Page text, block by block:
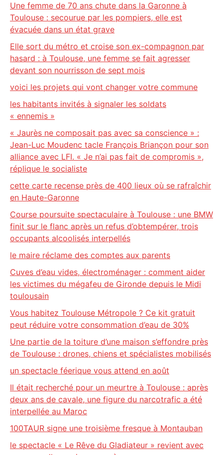
Une femme de 70 ans chute dans la Garonne à
Toulouse : secourue par les pompiers, elle est
évacuée dans un état grave
Elle sort du métro et croise son ex-compagnon par
hasard : à Toulouse, une femme se fait agresser
devant son nourrisson de sept mois
voici les projets qui vont changer votre commune
les habitants invités à signaler les soldats
« ennemis »
« Jaurès ne composait pas avec sa conscience » :
Jean-Luc Moudenc tacle François Briançon pour son
alliance avec LFI. « Je n’ai pas fait de compromis »,
réplique le socialiste
cette carte recense près de 400 lieux où se rafraîchir
en Haute-Garonne
Course poursuite spectaculaire à Toulouse : une BMW
finit sur le flanc après un refus d’obtempérer, trois
occupants alcoolisés interpellés
le maire réclame des comptes aux parents
Cuves d’eau vides, électroménager : comment aider
les victimes du mégafeu de Gironde depuis le Midi
toulousain
Vous habitez Toulouse Métropole ? Ce kit gratuit
peut réduire votre consommation d’eau de 30%
Une partie de la toiture d’une maison s’effondre près
de Toulouse : drones, chiens et spécialistes mobilisés
un spectacle féerique vous attend en août
Il était recherché pour un meurtre à Toulouse : après
deux ans de cavale, une figure du narcotrafic a été
interpellée au Maroc
100TAUR signe une troisième fresque à Montauban
le spectacle « Le Rêve du Gladiateur » revient avec